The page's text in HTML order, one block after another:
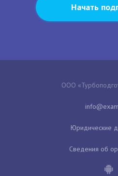
Начать
ООО
Юридические
Сведения об